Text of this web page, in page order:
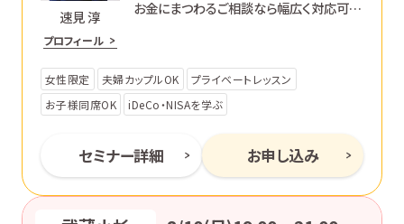
速見 淳
プロフィール
お金にまつわるご相談なら幅広く対応可能
女性限定 夫婦カップルOK
プライベートレッスン
お子様同席OK
iDeCo・NISAを学ぶ
セミナー詳細 お申し込み